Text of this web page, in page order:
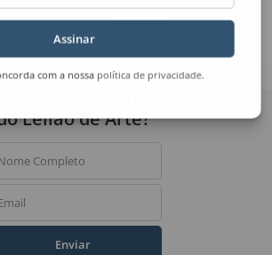
Sérvulo Esmeraldo
Sem Título
Assinar
com a nossa política de privacidade.
Leilão de Arte?
Completo
Enviar